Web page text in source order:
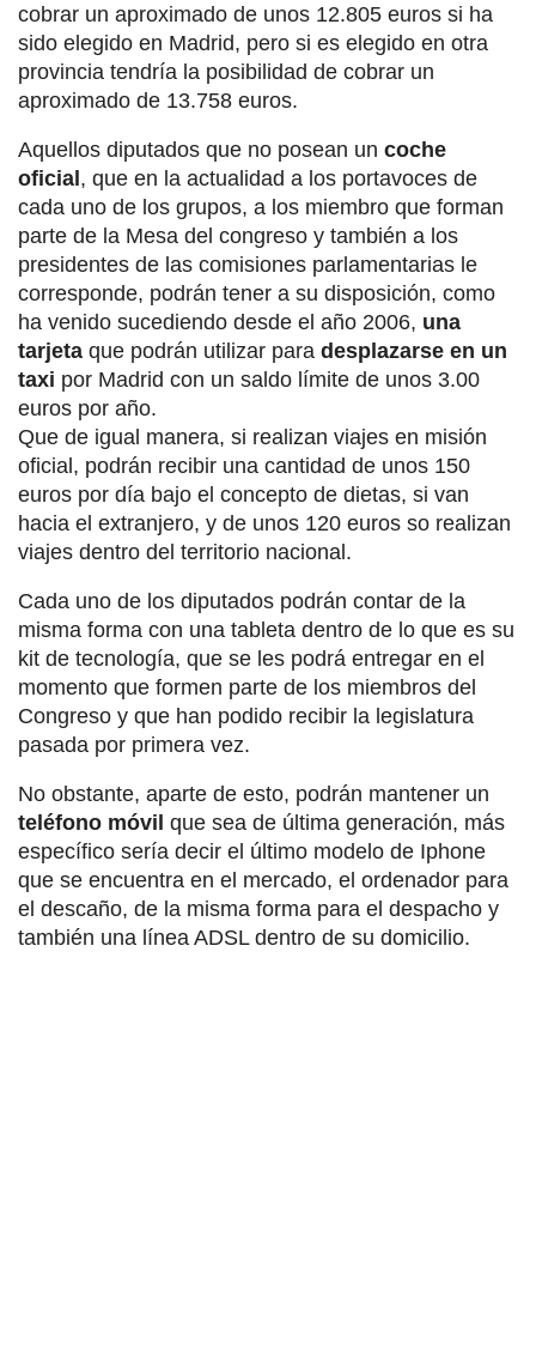
cobrar un aproximado de unos 12.805 euros si ha
sido elegido en Madrid, pero si es elegido en otra
provincia tendría la posibilidad de cobrar un
aproximado de 13.758 euros.
Aquellos diputados que no posean un coche
oficial , que en la actualidad a los portavoces de
cada uno de los grupos, a los miembro que forman
parte de la Mesa del congreso y también a los
presidentes de las comisiones parlamentarias le
corresponde, podrán tener a su disposición, como
ha venido sucediendo desde el año 2006, una
tarjeta que podrán utilizar para desplazarse en un
taxi por Madrid con un saldo límite de unos 3.00
euros por año.
Que de igual manera, si realizan viajes en misión
oficial, podrán recibir una cantidad de unos 150
euros por día bajo el concepto de dietas, si van
hacia el extranjero, y de unos 120 euros so realizan
viajes dentro del territorio nacional.
Cada uno de los diputados podrán contar de la
misma forma con una tableta dentro de lo que es su
kit de tecnología, que se les podrá entregar en el
momento que formen parte de los miembros del
Congreso y que han podido recibir la legislatura
pasada por primera vez.
No obstante, aparte de esto, podrán mantener un
teléfono móvil que sea de última generación, más
específico sería decir el último modelo de Iphone
que se encuentra en el mercado, el ordenador para
el descaño, de la misma forma para el despacho y
también una línea ADSL dentro de su domicilio.